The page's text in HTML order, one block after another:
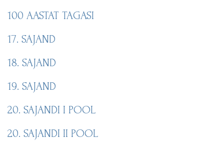
100 AASTAT TAGASI
17. SAJAND
18. SAJAND
19. SAJAND
20. SAJANDI I POOL
20. SAJANDI II POOL